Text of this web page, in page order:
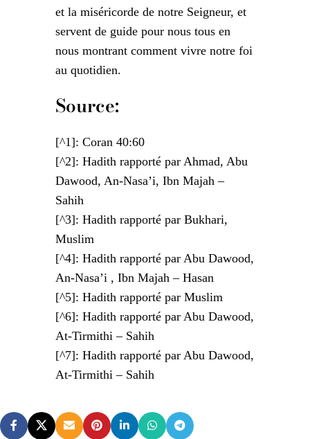
et la miséricorde de notre Seigneur, et
servent de guide pour nous tous en
nous montrant comment vivre notre foi
au quotidien.
Source:
[^1]: Coran 40:60
[^2]: Hadith rapporté par Ahmad, Abu
Dawood, An-Nasa’i, Ibn Majah –
Sahih
[^3]: Hadith rapporté par Bukhari,
Muslim
[^4]: Hadith rapporté par Abu Dawood,
An-Nasa’i , Ibn Majah – Hasan
[^5]: Hadith rapporté par Muslim
[^6]: Hadith rapporté par Abu Dawood,
At-Tirmithi – Sahih
[^7]: Hadith rapporté par Abu Dawood,
At-Tirmithi – Sahih